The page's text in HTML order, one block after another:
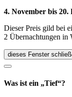
4. November bis 20.
Dieser Preis gild bei
2 Übernachtungen in
dieses Fenster
Was ist ein „Tief“?